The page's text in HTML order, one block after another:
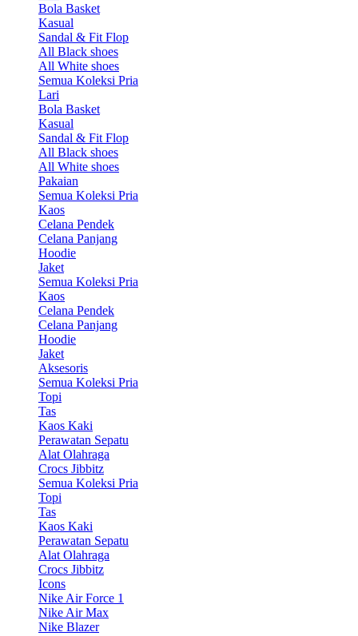
Bola Basket
Kasual
Sandal & Fit Flop
All Black shoes
All White shoes
Semua Koleksi Pria
Lari
Bola Basket
Kasual
Sandal & Fit Flop
All Black shoes
All White shoes
Pakaian
Semua Koleksi Pria
Kaos
Celana Pendek
Celana Panjang
Hoodie
Jaket
Semua Koleksi Pria
Kaos
Celana Pendek
Celana Panjang
Hoodie
Jaket
Aksesoris
Semua Koleksi Pria
Topi
Tas
Kaos Kaki
Perawatan Sepatu
Alat Olahraga
Crocs Jibbitz
Semua Koleksi Pria
Topi
Tas
Kaos Kaki
Perawatan Sepatu
Alat Olahraga
Crocs Jibbitz
Icons
Nike Air Force 1
Nike Air Max
Nike Blazer